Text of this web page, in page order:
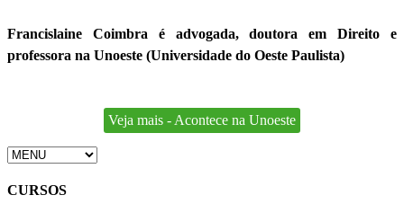
Francislaine Coimbra é advogada, doutora em Direito e
professora na Unoeste (Universidade do Oeste Paulista)
Veja mais - Acontece na Unoeste
CURSOS